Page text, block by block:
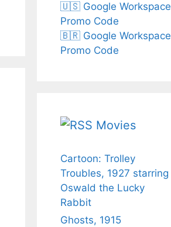
🇺🇸 Google Workspace
Promo Code
🇧🇷 Google Workspace
Promo Code
Movies
Cartoon: Trolley
Troubles, 1927 starring
Oswald the Lucky
Rabbit
Ghosts, 1915